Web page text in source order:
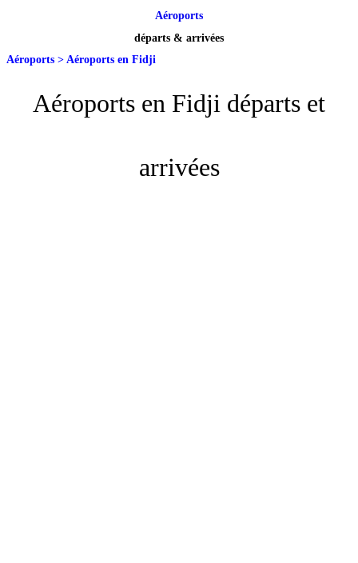
Aéroports
départs & arrivées
Aéroports > Aéroports en Fidji
Aéroports en Fidji départs et
arrivées